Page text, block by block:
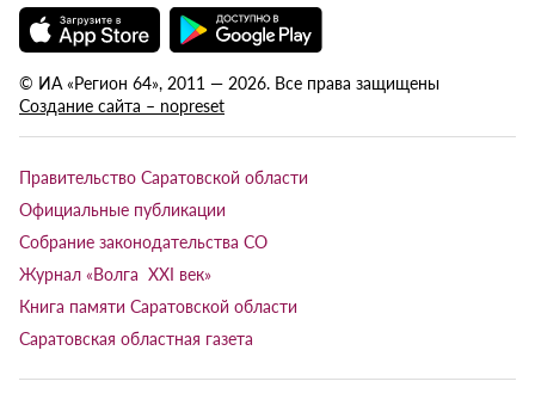
© ИА «Регион 64», 2011 — 2026. Все права защищены
Создание сайта – nopreset
Правительство Саратовской области
Официальные публикации
Собрание законодательства СО
Журнал «Волга XXI век»
Книга памяти Саратовской области
Саратовская областная газета